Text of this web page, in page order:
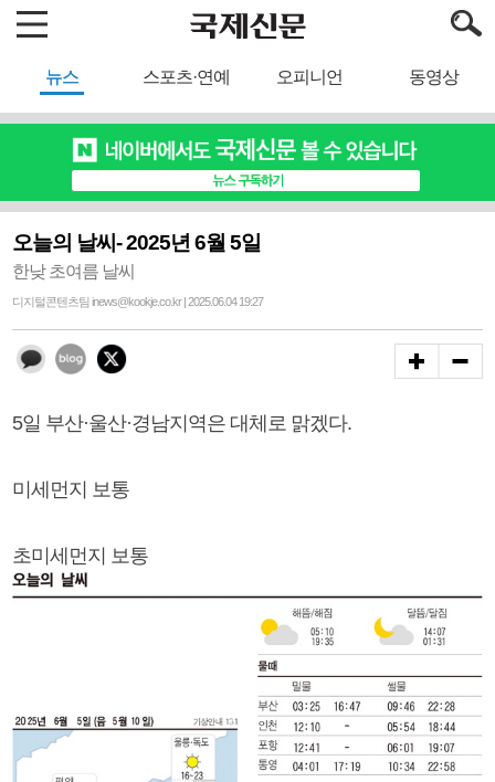
뉴스 스포츠·연예 오피니언 동영상
오늘의 날씨- 2025년 6월 5일
한낮 초여름 날씨
디지털콘텐츠팀 inews@kookje.co.kr | 2025.06.04 19:27
5일 부산·울산·경남지역은 대체로 맑겠다.
미세먼지 보통
초미세먼지 보통